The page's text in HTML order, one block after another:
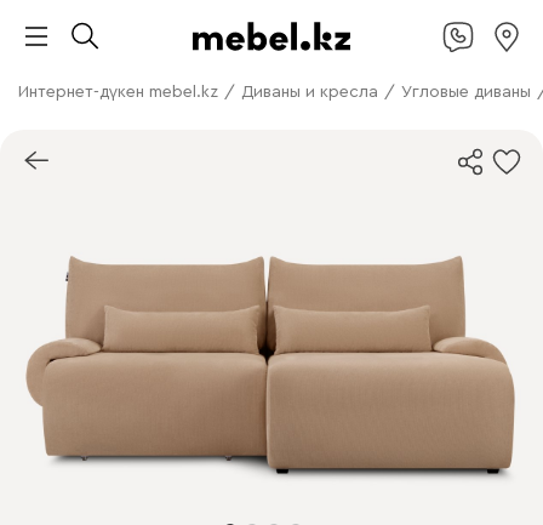
Интернет-дүкен mebel.kz / Диваны и кресла / Угловые диваны